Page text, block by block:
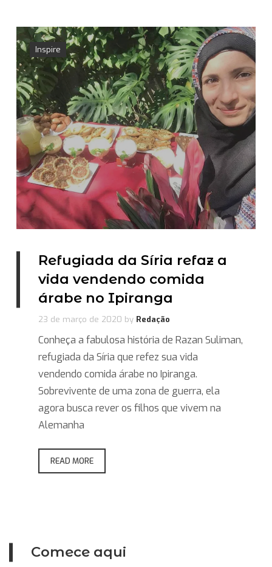
Comece aqui
Inspire
Refugiada da Síria refaz a
vida vendendo comida
árabe no Ipiranga
23 de março de 2020 by Redação
Conheça a fabulosa história de Razan Suliman,
refugiada da Síria que refez sua vida
vendendo comida árabe no Ipiranga.
Sobrevivente de uma zona de guerra, ela
agora busca rever os filhos que vivem na
Alemanha
READ MORE